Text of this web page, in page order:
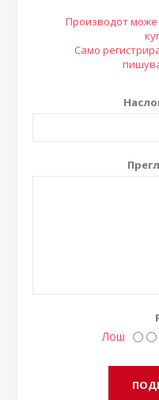
Производот може
Само
Лош